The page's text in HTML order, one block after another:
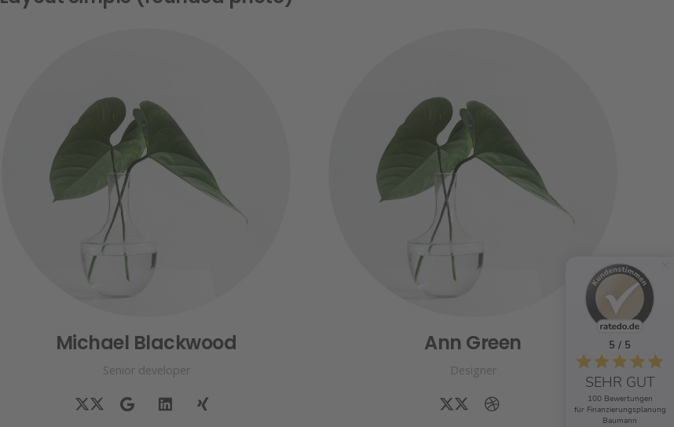
Michael Blackwood
Senior developer
Ann Green
Designer
5 / 5
SEHR GUT
100 Bewertungen
für Finanzierungsplanung
Baumann